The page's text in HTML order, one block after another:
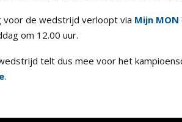
voor de wedstrijd verloopt via Mijn MON
om 12.00 uur.
telt dus mee voor het
.